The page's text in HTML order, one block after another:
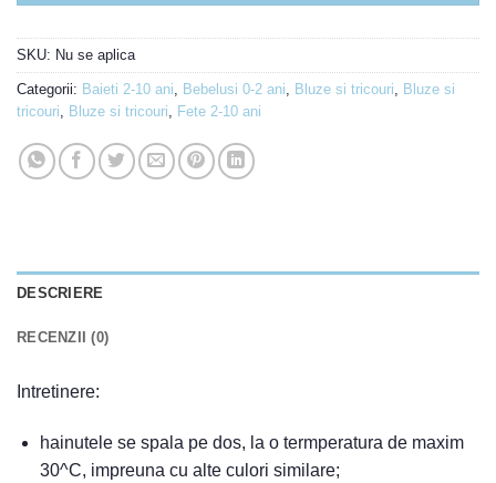
SKU: Nu se aplica
Categorii: Baieti 2-10 ani Bebelusi 0-2 ani Bluze si tricouri
Bluze si
tricouri
Bluze si tricouri Fete 2-10 ani
DESCRIERE
RECENZII (0)
Intretinere:
hainutele se spala pe dos, la o termperatura de maxim
30^C, impreuna cu alte culori similare;